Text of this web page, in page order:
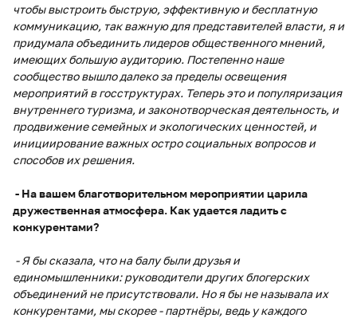
чтобы выстроить быструю, эффективную и бесплатную
коммуникацию, так важную для представителей власти, я и
придумала объединить лидеров общественного мнений,
имеющих большую аудиторию. Постепенно наше
сообщество вышло далеко за пределы освещения
мероприятий в госструктурах. Теперь это и популяризация
внутреннего туризма, и законотворческая деятельность, и
продвижение семейных и экологических ценностей, и
инициирование важных остро социальных вопросов и
способов их решения.
- На вашем благотворительном мероприятии царила
дружественная атмосфера. Как удается ладить с
конкурентами?
- Я бы сказала, что на балу были друзья и
единомышленники: руководители других блогерских
объединений не присутствовали. Но я бы не называла их
конкурентами, мы скорее - партнёры, ведь у каждого